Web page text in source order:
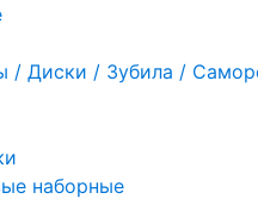
/ Диски / Зубила /
наборные